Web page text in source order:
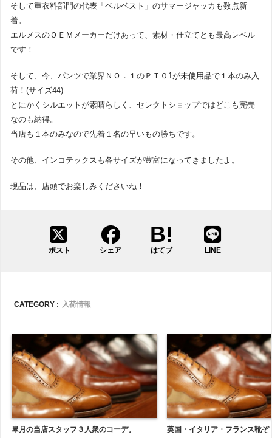
そして重衣料部門の代表「ベルベスト」のサマージャッカも数点新
着。
エルメスのＯＥＭメーカーだけあって、素材・仕立てとも最高レベル
です！
そして、今、パンツで業界ＮＯ．１のＰＴ０1が未使用品で１本のみ入
荷！(サイズ44)
とにかくシルエットが素晴らしく、セレクトショップではどこも完売
なのも納得。
当店も１本のみなので先着１名の早いもの勝ちです。
その他、インコテックスも各サイズが豊富になってきましたよ。
現品は、店頭でお楽しみくださいね！
ポスト シェア はてブ LINE
CATEGORY : 入荷情報
皐月の当店スタッフ３人衆のコーデ。 英国・イタリア・フランス靴ぞ